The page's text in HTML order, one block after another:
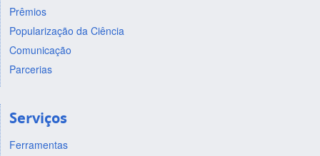
Prêmios
Popularização da Ciência
Comunicação
Parcerias
Serviços
Ferramentas